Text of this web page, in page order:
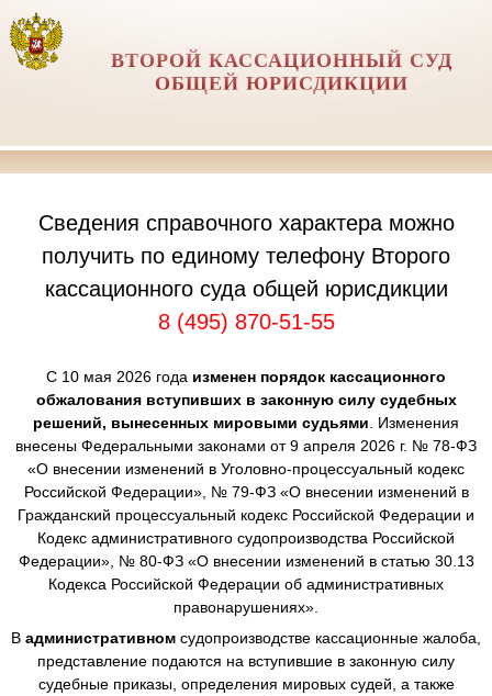
ВТОРОЙ КАССАЦИОННЫЙ СУД
ОБЩЕЙ ЮРИСДИКЦИИ
Сведения справочного характера можно
получить по единому телефону Второго
кассационного суда общей юрисдикции
8 (495) 870-51-55
С 10 мая 2026 года изменен порядок кассационного
обжалования вступивших в законную силу судебных
решений, вынесенных мировыми судьями . Изменения
внесены Федеральными законами от 9 апреля 2026 г. № 78-ФЗ
«О внесении изменений в Уголовно-процессуальный кодекс
Российской Федерации», № 79-ФЗ «О внесении изменений в
Гражданский процессуальный кодекс Российской Федерации и
Кодекс административного судопроизводства Российской
Федерации», № 80-ФЗ «О внесении изменений в статью 30.13
Кодекса Российской Федерации об административных
правонарушениях».
В административном судопроизводстве кассационные жалоба,
представление подаются на вступившие в законную силу
судебные приказы, определения мировых судей, а также